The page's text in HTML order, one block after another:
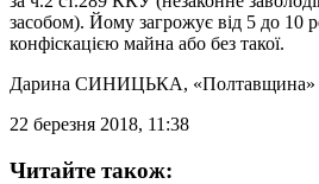
засобом). Йому загрожує від 5 до 10
конфіскацією майна або без такої.
Дарина СИНИЦЬКА, «Полтавщина»
22 березня 2018, 11:38
Читайте також: